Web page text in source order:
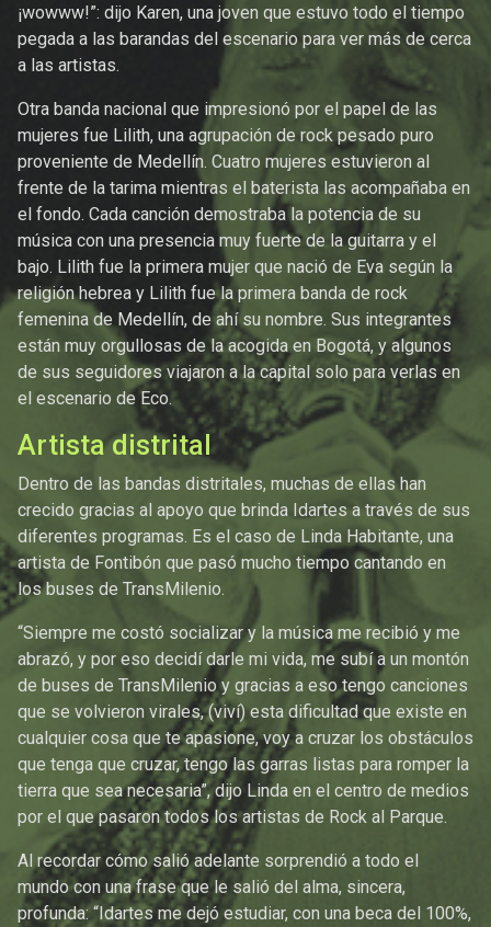
¡wowww!”: dijo Karen, una joven que estuvo todo el tiempo
pegada a las barandas del escenario para ver más de cerca
a las artistas.
Otra banda nacional que impresionó por el papel de las
mujeres fue Lilith, una agrupación de rock pesado puro
proveniente de Medellín. Cuatro mujeres estuvieron al
frente de la tarima mientras el baterista las acompañaba en
el fondo. Cada canción demostraba la potencia de su
música con una presencia muy fuerte de la guitarra y el
bajo. Lilith fue la primera mujer que nació de Eva según la
religión hebrea y Lilith fue la primera banda de rock
femenina de Medellín, de ahí su nombre. Sus integrantes
están muy orgullosas de la acogida en Bogotá, y algunos
de sus seguidores viajaron a la capital solo para verlas en
el escenario de Eco.
Artista distrital
Dentro de las bandas distritales, muchas de ellas han
crecido gracias al apoyo que brinda Idartes a través de sus
diferentes programas. Es el caso de Linda Habitante, una
artista de Fontibón que pasó mucho tiempo cantando en
los buses de TransMilenio.
“Siempre me costó socializar y la música me recibió y me
abrazó, y por eso decidí darle mi vida, me subí a un montón
de buses de TransMilenio y gracias a eso tengo canciones
que se volvieron virales, (viví) esta dificultad que existe en
cualquier cosa que te apasione, voy a cruzar los obstáculos
que tenga que cruzar, tengo las garras listas para romper la
tierra que sea necesaria”, dijo Linda en el centro de medios
por el que pasaron todos los artistas de Rock al Parque.
Al recordar cómo salió adelante sorprendió a todo el
mundo con una frase que le salió del alma, sincera,
profunda: “Idartes me dejó estudiar, con una beca del 100%,